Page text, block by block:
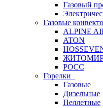
Газовый
Газовые
ALPINE
ATON
РОСС
Горелки
Газовые
Дизельные
Пеллетные